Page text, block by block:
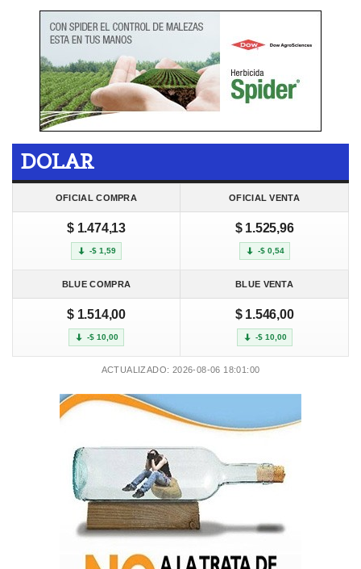
DOLAR
OFICIAL COMPRA OFICIAL VENTA
$ 1.474,13
-$ 1,59
$ 1.525,96
-$ 0,54
BLUE COMPRA BLUE VENTA
$ 1.514,00
-$ 10,00
$ 1.546,00
-$ 10,00
ACTUALIZADO: 2026-08-06 18:01:00